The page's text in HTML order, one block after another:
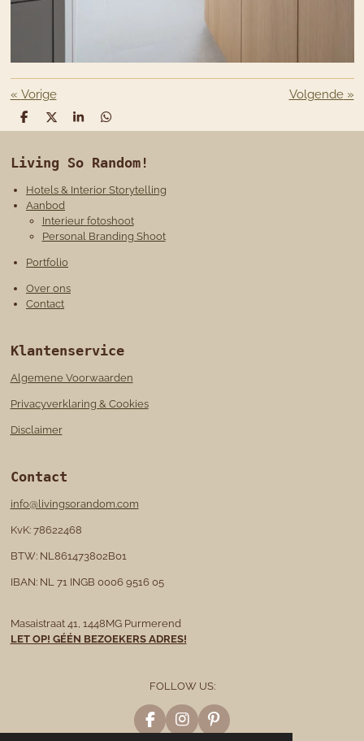
« Vorige Volgende»
D
e
e
n
D
e
l
S
h
r
e
D
e
e
n
Living So Random!
Hotels & Interior Storytelling
Aanbod
Interieur fotoshoot
Personal Branding Shoot
Portfolio
Over ons
Contact
Klantenservice
Algemene Voorwaarden
Privacyverklaring & Cookies
Disclaimer
Contact
info@livingsorandom.com
KvK: 78622468
BTW: NL861473802B01
IBAN: NL 71 INGB 0006 9516 05
Masaistraat 41, 1448MG Purmerend
LET OP! GÉÉN BEZOEKERS ADRES!
FOLLOW US:
F
I
P